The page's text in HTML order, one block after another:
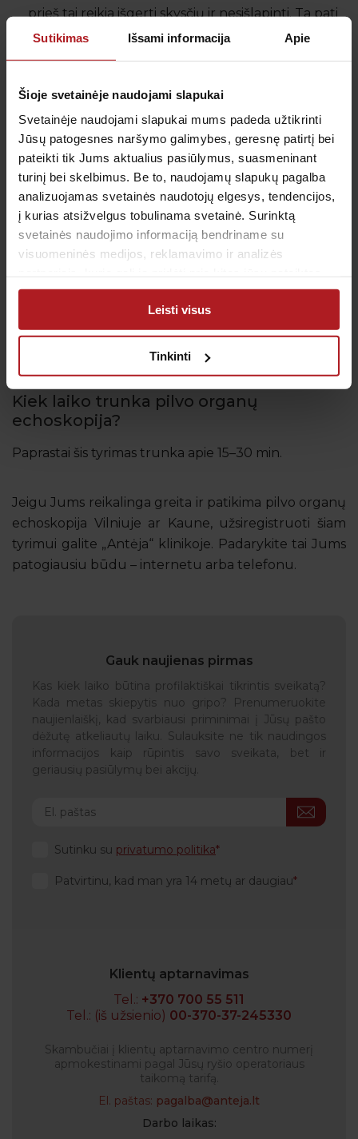
Sutikimas Išsami informacija Apie
Šioje svetainėje naudojami slapukai
Svetainėje naudojami slapukai mums padeda užtikrinti
Jūsų patogesnes naršymo galimybes, geresnę patirtį bei
pateikti tik Jums aktualius pasiūlymus, suasmeninant
turinį bei skelbimus. Be to, naudojamų slapukų pagalba
analizuojamas svetainės naudotojų elgesys, tendencijos,
į kurias atsižvelgus tobulinama svetainė. Surinktą
svetainės naudojimo informaciją bendriname su
visuomeninės medijos, reklamavimo ir analizės
arba naudojant paslaugas surinktos informacijos.
Leisti visus
Tinkinti
prieš tai reikia išgerti skysčių ir nesišlapinti. Ta pati
rekomendacija taikoma ir prieš prostatos bei
Tikslias rekomendacijas, kaip pasiruošti pilvo
echoskopijai, gali pateiktividaus ligų gydytojas-
echoskopuotojas. Užsiregistruokite tyrimui „Antėja“
klinikoje ir pasikonsultuokite su patyrusiu
specialistu.
Kokia yra pilvo organų echoskopijos
kaina?
Pilvo echoskopijos kaina priklauso nuo jos tipo, t. y.
tiriamų organų ar vidinių organizmo struktūrų.
Tikslias paslaugų kainas galite rasti tyrimų laukelyje
arba apsilankę konkretaus tyrimo puslapyje.
Kiek laiko trunka pilvo organų
echoskopija?
Paprastai šis tyrimas trunka apie 15–30 min.
Jeigu Jums reikalinga greita ir patikima pilvo organų
echoskopija Vilniuje ar Kaune, užsiregistruoti šiam
tyrimui galite „Antėja“ klinikoje. Padarykite tai Jums
patogiausiu būdu – internetu arba telefonu.
Gauk naujienas pirmas
Kas kiek laiko būtina profilaktiškai tikrintis sveikatą?
Kada metas skiepytis nuo gripo? Prenumeruokite
naujienlaiškį, kad svarbiausi priminimai į Jūsų pašto
dėžutę atkeliautų laiku. Sulauksite ne tik naudingos
informacijos kaip rūpintis savo sveikata, bet ir
geriausių pasiūlymų bei akcijų.
Sutinku su privatumo politika
Patvirtinu, kad man yra 14 metų ar daugiau
Klientų aptarnavimas
Tel.: +370 700 55 511
Tel.: (iš užsienio) 00-370-37-245330
Skambučiai į klientų aptarnavimo centro numerį
apmokestinami pagal Jūsų ryšio operatoriaus
taikomą tarifą.
El. paštas: pagalba@anteja.lt
Darbo laikas: